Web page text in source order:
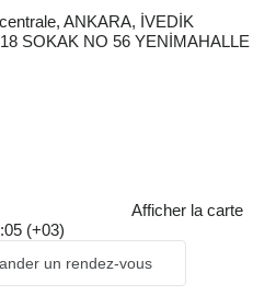
ANKARA, İVEDİK
SOKAK NO 56 YENİMAHALLE
Afficher la carte
(+03)
un rendez-vous